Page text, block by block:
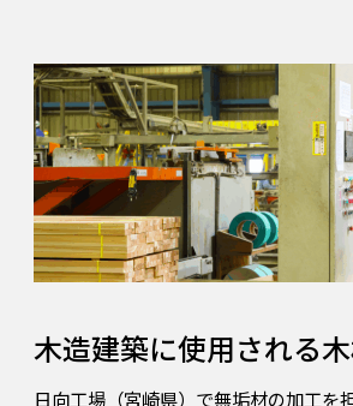
木造建築に使用される
日向工場（宮崎県）で無垢材の加工を